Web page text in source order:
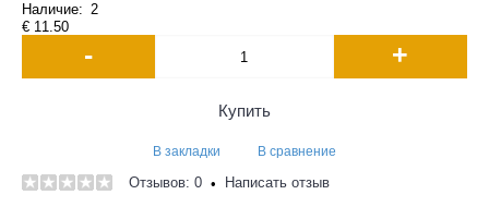
Наличие: 2
€ 11.50
- +
Купить
В закладки В сравнение
Отзывов: 0 • Написать отзыв